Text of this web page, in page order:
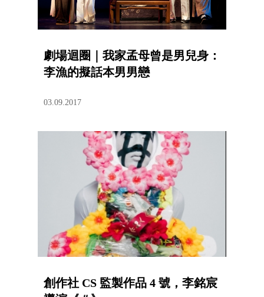
劇場迴圈｜我家孟母曾是男兒身：
李漁的擬話本男男戀
03.09.2017
創作社 CS 監製作品 4 號，李銘宸